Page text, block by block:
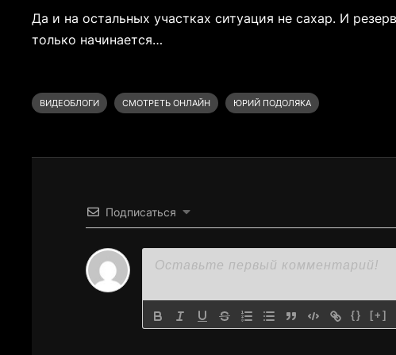
Да и на остальных участках ситуация не сахар. И
только начинается…
ВИДЕОБЛОГИ СМОТРЕТЬ ОНЛАЙН ЮРИЙ ПОДОЛЯКА
Подписаться
{} [+]